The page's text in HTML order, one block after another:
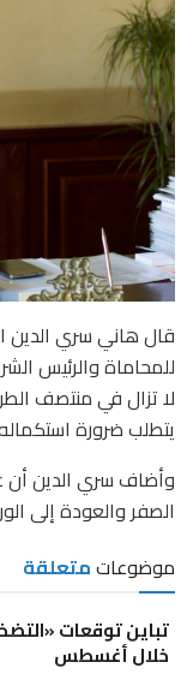
قال هاني سري الدين
للمحاماة والرئيس
لا تزال في منتصف
يتطلب ضرورة
وأضاف سري الدين أن
الصفر والعودة إلى
موضوعاتمتعلقة
تباين توقعات
خلال أغسطس